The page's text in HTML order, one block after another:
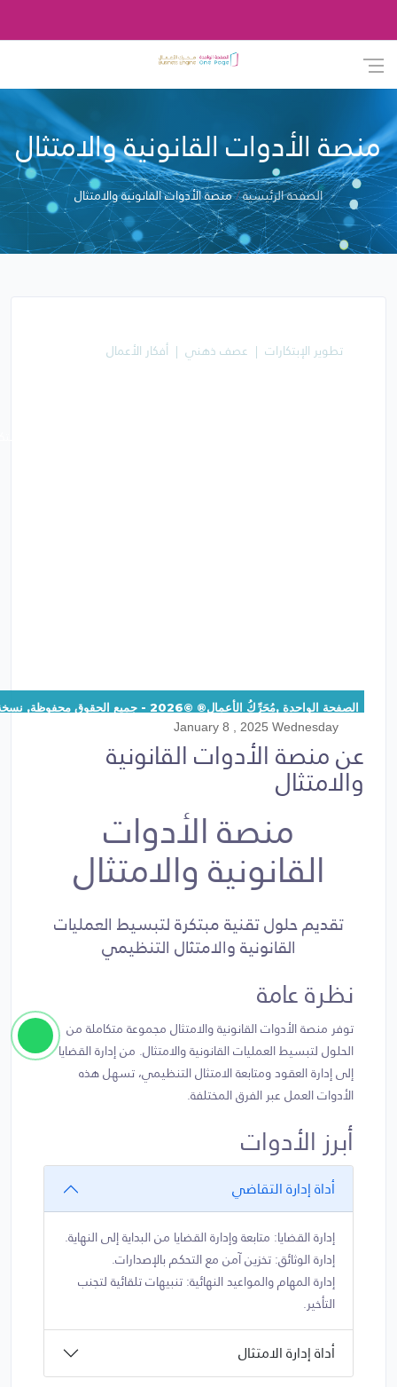
منصة الأدوات القانونية والامتثال
الصفحة الرئيسية منصة الأدوات القانونية والامتثال
تطوير الإبتكارات عصف ذهني أفكار الأعمال
الصفحة الواحدة ,مُحَرِّكُ الأعمال® ©2026 - جميع الحقوق محفوظة, نسخة:1.1.1
January 8 , 2025 Wednesday
عن منصة الأدوات القانونية
والامتثال
منصة الأدوات
القانونية والامتثال
تقديم حلول تقنية مبتكرة لتبسيط العمليات
القانونية والامتثال التنظيمي
نظرة عامة
توفر منصة الأدوات القانونية والامتثال مجموعة متكاملة من
الحلول لتبسيط العمليات القانونية والامتثال. من إدارة القضايا
إلى إدارة العقود ومتابعة الامتثال التنظيمي، تسهل هذه
الأدوات العمل عبر الفرق المختلفة.
أبرز الأدوات
أداة إدارة التقاضي
إدارة القضايا: متابعة وإدارة القضايا من البداية إلى النهاية.
إدارة الوثائق: تخزين آمن مع التحكم بالإصدارات.
إدارة المهام والمواعيد النهائية: تنبيهات تلقائية لتجنب
التأخير.
أداة إدارة الامتثال